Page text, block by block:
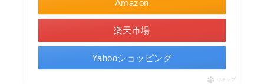
Amazon
楽天市場
Yahooショッピング
ポチップ